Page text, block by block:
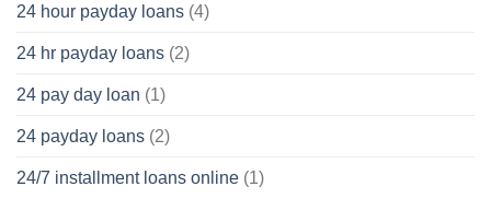
24 hour payday loans (4)
24 hr payday loans (2)
24 pay day loan (1)
24 payday loans (2)
24/7 installment loans online (1)